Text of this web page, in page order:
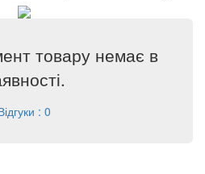
товару немає в
: 0